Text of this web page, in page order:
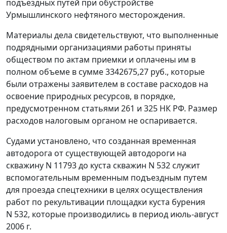
подъездных путей при обустройстве
Урмышлинского нефтяного месторождения.
Материалы дела свидетельствуют, что выполненные
подрядными организациями работы приняты
обществом по актам приемки и оплачены им в
полном объеме в сумме 3342675,27 руб., которые
были отражены заявителем в составе расходов на
освоение природных ресурсов, в порядке,
предусмотренном статьями 261 и 325 НК РФ. Размер
расходов налоговым органом не оспаривается.
Судами установлено, что созданная временная
автодорога от существующей автодороги на
скважину N 11793 до куста скважин N 532 служит
вспомогательным временным подъездным путем
для проезда спецтехники в целях осуществления
работ по рекультивации площадки куста бурения
N 532, которые производились в период июль-август
2006 г.